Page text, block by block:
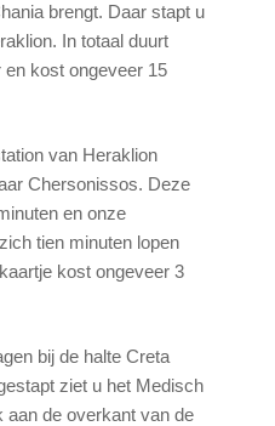
brengt. Daar stapt u
In totaal duurt
kost ongeveer 15
van Heraklion
Chersonissos. Deze
en onze
tien minuten lopen
kost ongeveer 3
bij de halte Creta
ziet u het Medisch
aan de overkant van de